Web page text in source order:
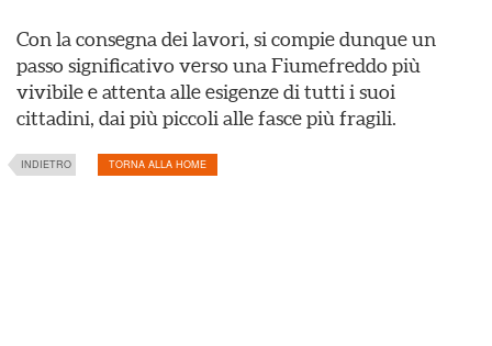
Con la consegna dei lavori, si compie dunque un
passo significativo verso una Fiumefreddo più
vivibile e attenta alle esigenze di tutti i suoi
cittadini, dai più piccoli alle fasce più fragili.
INDIETRO TORNA ALLA HOME